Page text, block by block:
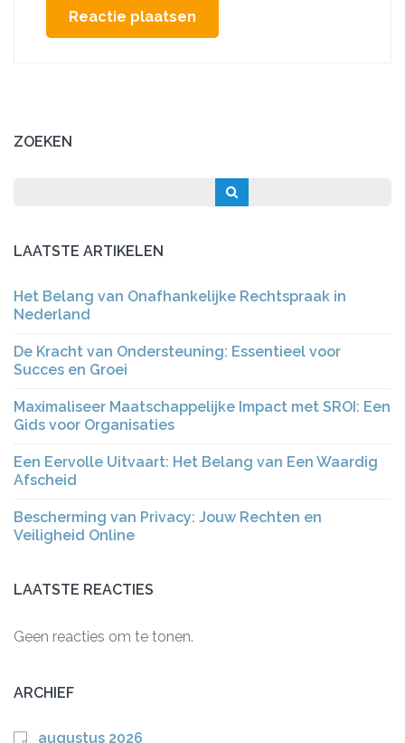
ZOEKEN
LAATSTE ARTIKELEN
Het Belang van Onafhankelijke Rechtspraak in
Nederland
De Kracht van Ondersteuning: Essentieel voor
Succes en Groei
Maximaliseer Maatschappelijke Impact met SROI: Een
Gids voor Organisaties
Een Eervolle Uitvaart: Het Belang van Een Waardig
Afscheid
Bescherming van Privacy: Jouw Rechten en
Veiligheid Online
LAATSTE REACTIES
Geen reacties om te tonen.
ARCHIEF
augustus 2026